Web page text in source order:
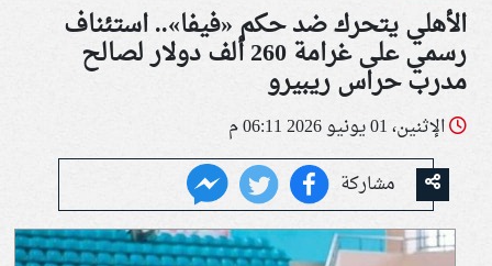
الأهلي يتحرك ضد حكم «فيفا».. استئناف
رسمي على غرامة 260 ألف دولار لصالح
مدرب حراس ريبيرو
الإثنين، 01 يونيو 2026 06:11 م
مشاركة